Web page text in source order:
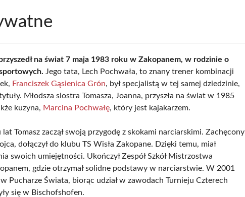
na świat 7 maja 1983 roku w Zakopanem, w rodzinie o
Jego tata, Lech Pochwała, to znany trener kombinacji
Franciszek Gąsienica Grón, był specjalistą w tej samej dziedzinie,
Młodsza siostra Tomasza, Joanna, przyszła na świat w 1985
kuzyna, Marcina Pochwałę, który jest kajakarzem.
Tomasz zaczął swoją przygodę z skokami narciarskimi. Zachęcony
dołączył do klubu TS Wisła Zakopane. Dzięki temu, miał
swoich umiejętności. Ukończył Zespół Szkół Mistrzostwa
gdzie otrzymał solidne podstawy w narciarstwie. W 2001
Pucharze Świata, biorąc udział w zawodach Turnieju Czterech
się w Bischofshofen.